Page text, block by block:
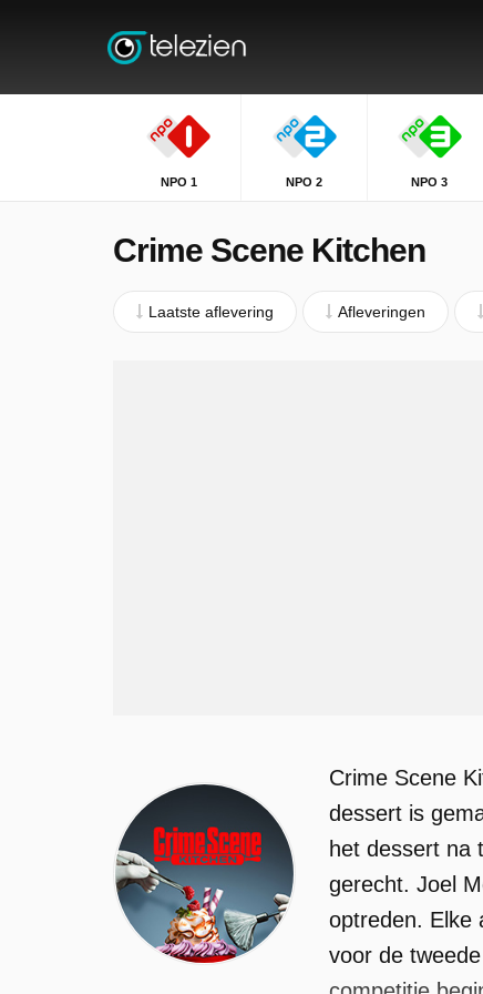
NPO 1 NPO 2 NPO 3
Crime Scene Kitchen
Laatste aflevering Afleveringen
Crime Scene
dessert is
het dessert na
gerecht. Joel
optreden. Elke
voor de